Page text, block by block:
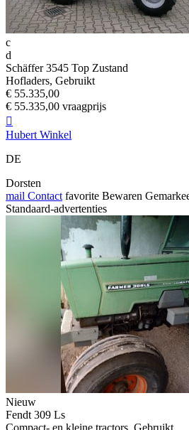
c
d
Schäffer 3545 Top Zustand
Hofladers, Gebruikt
€ 55.335,00
€ 55.335,00 vraagprijs

Hubert Winkel
DE
Dorsten
mail Contact favorite Bewaren
Standaard-advertenties
Nieuw
Fendt 309 Ls